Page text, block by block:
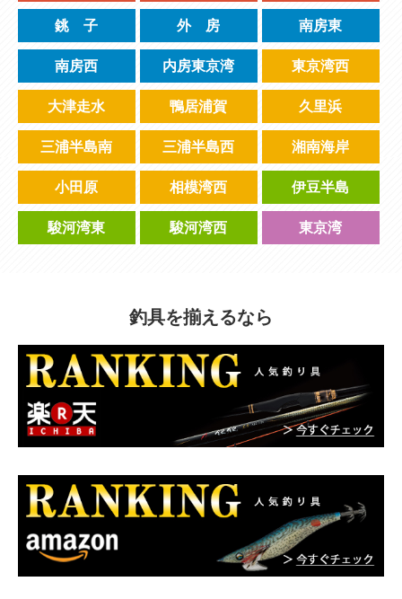
銚 子 外 房 南房東
南房西 内房東京湾 東京湾西
大津走水 鴨居浦賀 久里浜
三浦半島南 三浦半島西 湘南海岸
小田原 相模湾西 伊豆半島
駿河湾東 駿河湾西 東京湾
釣具を揃えるなら